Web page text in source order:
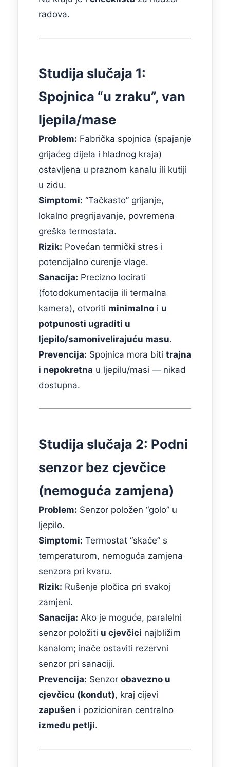
radova.
Studija slučaja 1:
Spojnica “u zraku”, van
ljepila/masе
Problem: Fabrička spojnica (spajanje
grijaćeg dijela i hladnog kraja)
ostavljena u praznom kanalu ili kutiji
u zidu.
Simptomi: “Tačkasto” grijanje,
lokalno pregrijavanje, povremena
greška termostata.
Rizik: Povećan termički stres i
potencijalno curenje vlage.
Sanacija: Precizno locirati
(fotodokumentacija ili termalna
kamera), otvoriti minimalno i u
potpunosti ugraditi u
ljepilo/samonivelirajuću masu.
Prevencija: Spojnica mora biti trajna
i nepokretna u ljepilu/masi — nikad
dostupna.
Studija slučaja 2: Podni
senzor bez cjevčice
(nemoguća zamjena)
Problem: Senzor položen “golo” u
ljepilo.
Simptomi: Termostat “skače” s
temperaturom, nemoguća zamjena
senzora pri kvaru.
Rizik: Rušenje pločica pri svakoj
zamjeni.
Sanacija: Ako je moguće, paralelni
senzor položiti u cjevčici najbližim
kanalom; inače ostaviti rezervni
senzor pri sanaciji.
Prevencija: Senzor obavezno u
cjevčicu (kondut), kraj cijevi
zapušen i pozicioniran centralno
između petlji.